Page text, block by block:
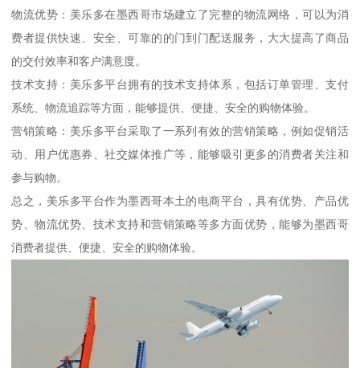
物流优势：美乐多在墨西哥市场建立了完整的物流网络，可以为消
费者提供快速、安全、可靠的的门到门配送服务，大大提高了商品
的交付效率和客户满意度。
技术支持：美乐多平台拥有的技术支持体系，包括订单管理、支付
系统、物流追踪等方面，能够提供、便捷、安全的购物体验。
营销策略：美乐多平台采取了一系列有效的营销策略，例如促销活
动、用户优惠券、社交媒体推广等，能够吸引更多的消费者关注和
参与购物。
总之，美乐多平台作为墨西哥本土的电商平台，具有优势、产品优
势、物流优势、技术支持和营销策略等多方面优势，能够为墨西哥
消费者提供、便捷、安全的购物体验。